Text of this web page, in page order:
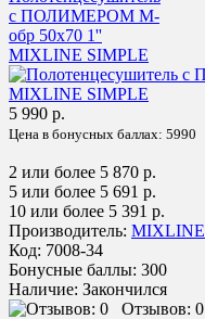
5 990 р.
Цена в бонусных баллах: 5990
2 или более 5 870 р.
5 или более 5 691 р.
10 или более 5 391 р.
Производитель: MIXLINE
Код: 7008-34
Бонусные баллы: 300
Наличие: Закончился
Отзывов: 0